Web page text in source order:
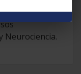
en el
Neurociencia.